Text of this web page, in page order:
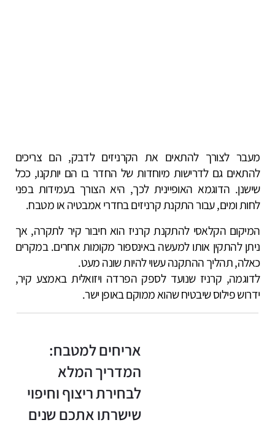
מעבר לצורך להתאים את הקרניזים לדבק, הם צריכים
להתאים גם לדרישות מיוחדות של החדר בו הם יותקנו, ככל
שישנן. הדוגמא האופיינית לכך, היא הצורך בעמידות בפני
לחות ומים, עבור התקנת קרניזים בחדרי אמבטיה או מטבח.
המיקום הקלאסי להתקנת קרניז הוא חיבור קיר לתקרה, אך
ניתן להתקין אותו למעשה באינספור מקומות אחרים. במקרים
כאלה, תהליך ההתקנה עשוי להיות שונה מעט.
לדוגמה, קרניז שנועד לספק הפרדה ויזואלית באמצע קיר,
ידרוש פילוס שיבטיח שהוא ממוקם באופן ישר.
אריחים למטבח:
המדריך המלא
לבחירת ריצוף וחיפוי
שישרתו אתכם שנים